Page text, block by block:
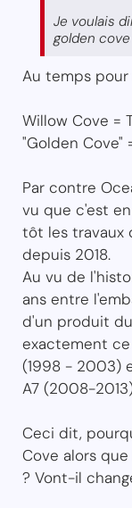
Je voulais
golden
Au temps pour
Willow Cove =
"Golden Cove"
Par contre
vu que c'est
tôt les travaux
depuis 2018.
Au vu de
ans entre
d'un produit
exactement
(1998 - 2003)
A7 (2008-
Ceci dit,
Cove alors
? Vont-il